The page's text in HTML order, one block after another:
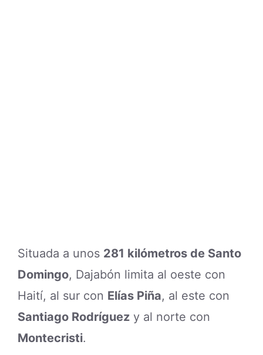
Situada a unos 281 kilómetros de Santo
Domingo, Dajabón limita al oeste con
Haití, al sur con Elías Piña, al este con
Santiago Rodríguez y al norte con
Montecristi.